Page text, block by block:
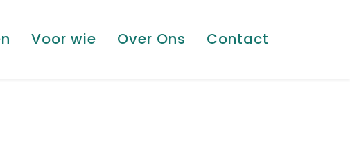
Voor wie Over Ons Contact